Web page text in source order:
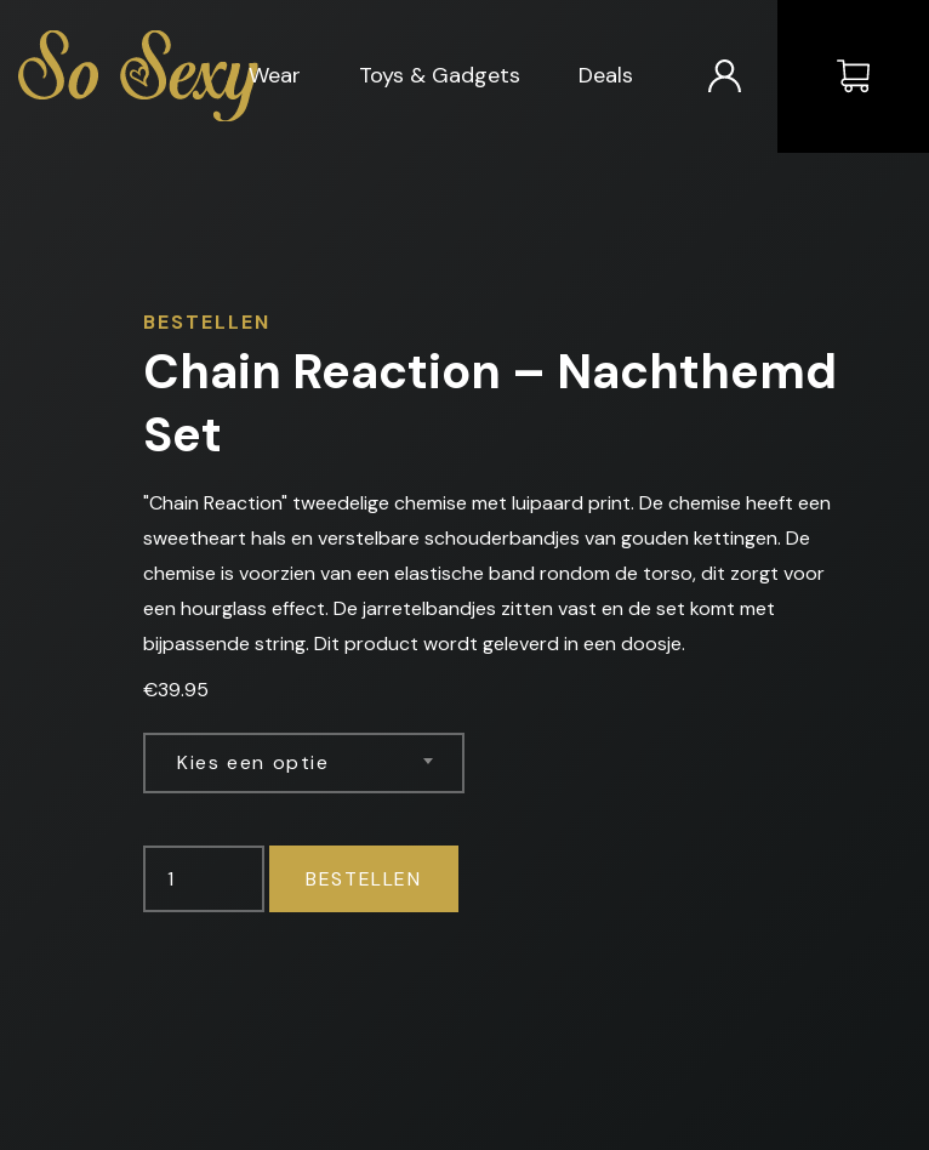
Home
Wear
Toys & Gadgets Deals
BESTELLEN
Chain Reaction – Nachthemd
Set
"Chain Reaction" tweedelige chemise met luipaard print. De chemise heeft een
sweetheart hals en verstelbare schouderbandjes van gouden kettingen. De
chemise is voorzien van een elastische band rondom de torso, dit zorgt voor
een hourglass effect. De jarretelbandjes zitten vast en de set komt met
bijpassende string. Dit product wordt geleverd in een doosje.
€39.95
Kies een optie
BESTELLEN